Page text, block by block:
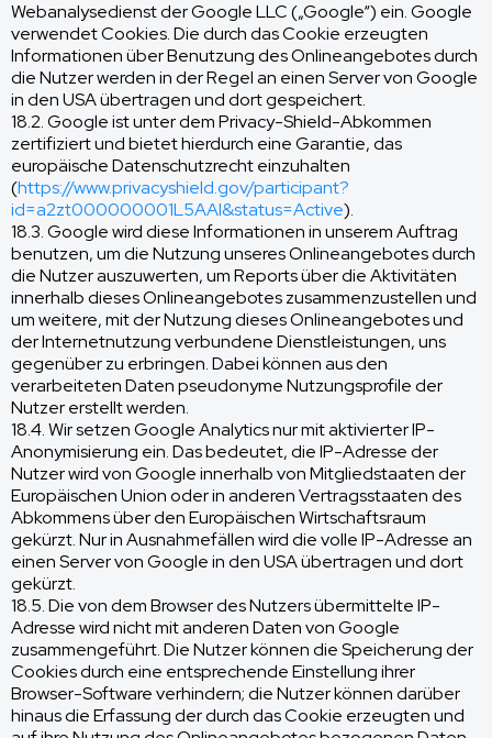
Webanalysedienst der Google LLC („Google“) ein. Google
verwendet Cookies. Die durch das Cookie erzeugten
Informationen über Benutzung des Onlineangebotes durch
die Nutzer werden in der Regel an einen Server von Google
in den USA übertragen und dort gespeichert.
18.2. Google ist unter dem Privacy-Shield-Abkommen
zertifiziert und bietet hierdurch eine Garantie, das
europäische Datenschutzrecht einzuhalten
(https://www.privacyshield.gov/participant?
id=a2zt000000001L5AAI&status=Active).
18.3. Google wird diese Informationen in unserem Auftrag
benutzen, um die Nutzung unseres Onlineangebotes durch
die Nutzer auszuwerten, um Reports über die Aktivitäten
innerhalb dieses Onlineangebotes zusammenzustellen und
um weitere, mit der Nutzung dieses Onlineangebotes und
der Internetnutzung verbundene Dienstleistungen, uns
gegenüber zu erbringen. Dabei können aus den
verarbeiteten Daten pseudonyme Nutzungsprofile der
Nutzer erstellt werden.
18.4. Wir setzen Google Analytics nur mit aktivierter IP-
Anonymisierung ein. Das bedeutet, die IP-Adresse der
Nutzer wird von Google innerhalb von Mitgliedstaaten der
Europäischen Union oder in anderen Vertragsstaaten des
Abkommens über den Europäischen Wirtschaftsraum
gekürzt. Nur in Ausnahmefällen wird die volle IP-Adresse an
einen Server von Google in den USA übertragen und dort
gekürzt.
18.5. Die von dem Browser des Nutzers übermittelte IP-
Adresse wird nicht mit anderen Daten von Google
zusammengeführt. Die Nutzer können die Speicherung der
Cookies durch eine entsprechende Einstellung ihrer
Browser-Software verhindern; die Nutzer können darüber
hinaus die Erfassung der durch das Cookie erzeugten und